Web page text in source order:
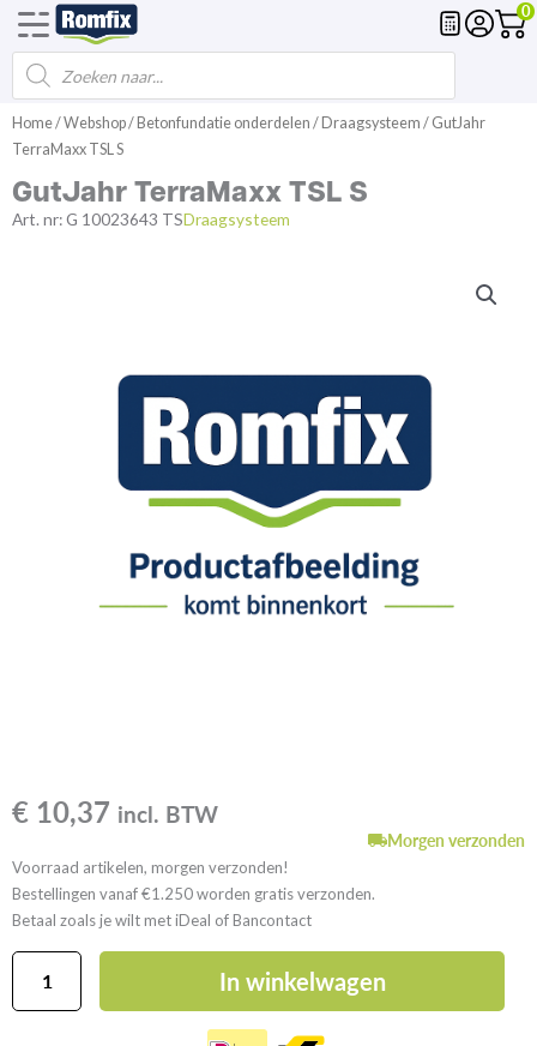
Spring
naar
de
inhoud
0
Products
searchVoegmortel
Home/Webshop/Betonfundatie onderdelen /Draagsysteem / GutJahr
TerraMaxx TSL S
GutJahr TerraMaxx TSL S
Art. nr:G 10023643 TSDraagsysteem
€ 10,37 incl. BTW
Morgen verzonden
Voorraad artikelen, morgen verzonden!
Bestellingen vanaf €1.250 worden gratis verzonden.
Betaal zoals je wilt met iDeal of Bancontact
GutJahr
TerraMaxx
TSL
In winkelwagen